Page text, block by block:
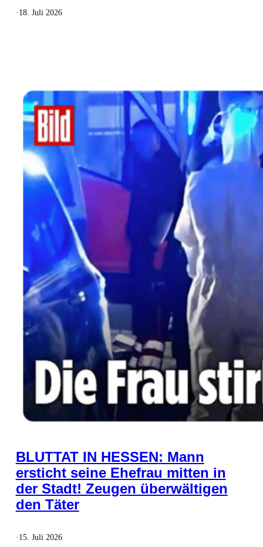
· 18. Juli 2026
BLUTTAT IN HESSEN: Mann
ersticht seine Ehefrau mitten in
der Stadt! Zeugen überwältigen
den Täter
· 15. Juli 2026